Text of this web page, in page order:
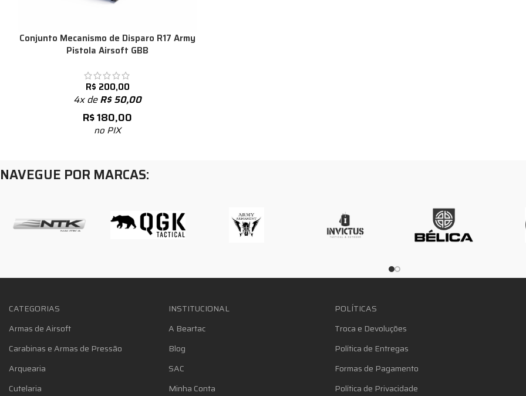
Conjunto Mecanismo de Disparo R17 Army
Pistola Airsoft GBB
R$ 200,00
4x deR$50,00
R$180,00
no PIX
NAVEGUE POR MARCAS:
CATEGORIAS
Armas de Airsoft
Carabinas e Armas de Pressão
Arquearia
Cutelaria
INSTITUCIONAL
A Beartac
Blog
SAC
Minha Conta
POLÍTICAS
Troca e Devoluções
Política de Entregas
Formas de Pagamento
Política de Privacidade